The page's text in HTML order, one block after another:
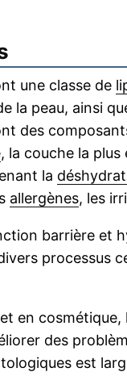
une classe de
la peau, ainsi
des
, la couche la
la
allergènes, les
barrière et
processus
en
des
est